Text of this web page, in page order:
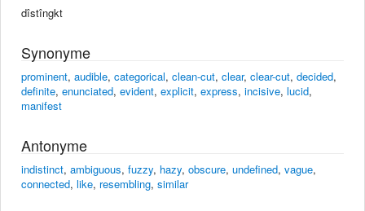
dîstîngkt
Synonyme
prominent, audible, categorical, clean-cut, clear, clear-cut, decided,
definite, enunciated, evident, explicit, express, incisive, lucid,
manifest
Antonyme
indistinct, ambiguous, fuzzy, hazy, obscure, undefined, vague,
connected, like, resembling, similar